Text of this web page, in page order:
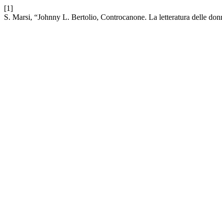
[1]
S. Marsi, “Johnny L. Bertolio, Controcanone. La letteratura delle